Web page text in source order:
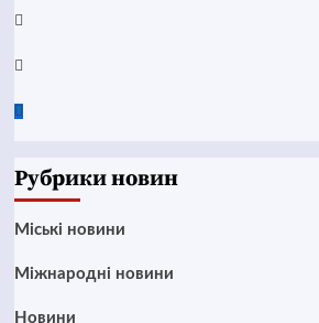
Instagram
Twitter
Google
Рубрики новин
Mіські новини
Міжнародні новини
Новини